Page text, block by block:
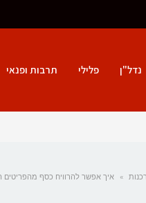
נדל"ן פלילי תרבות ופנאי
» איך אפשר להרוויח כסף מהפריטים